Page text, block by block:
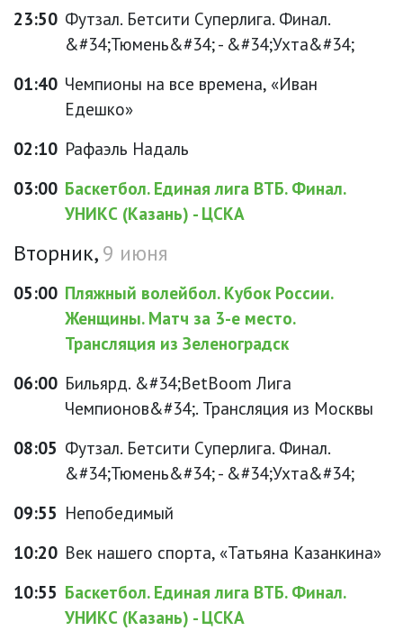
23:50 Футзал. Бетсити Суперлига. Финал.
&#34;Тюмень&#34; - &#34;Ухта&#34;
01:40 Чемпионы на все времена, «Иван
Едешко»
02:10 Рафаэль Надаль
03:00 Баскетбол. Единая лига ВТБ. Финал.
УНИКС (Казань) - ЦСКА
Вторник,9 июня
05:00 Пляжный волейбол. Кубок России.
Женщины. Матч за 3-е место.
Трансляция из Зеленоградск
06:00 Бильярд. &#34;BetBoom Лига
Чемпионов&#34;. Трансляция из Москвы
08:05 Футзал. Бетсити Суперлига. Финал.
&#34;Тюмень&#34; - &#34;Ухта&#34;
09:55 Непобедимый
10:20 Век нашего спорта, «Татьяна Казанкина»
10:55 Баскетбол. Единая лига ВТБ. Финал.
УНИКС (Казань) - ЦСКА